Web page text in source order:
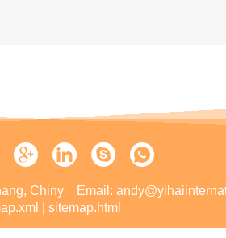
Chiny Email:
sitemap.html